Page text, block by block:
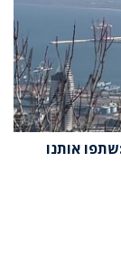
אותנו